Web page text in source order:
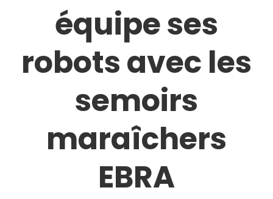
équipe ses
robots avec les
semoirs
maraîchers
EBRA